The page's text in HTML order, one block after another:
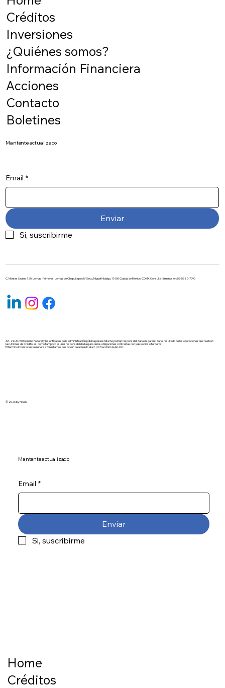
Créditos
Inversiones
¿Quiénes somos?
Información Financiera
Acciones
Contacto
Boletines
Mantente actualizado
Email *
Enviar
Si, suscribirme
C. Montes Urales 720, Lomas - Virreyes, Lomas de Chapultepec IV Secc, Miguel Hidalgo, 11000 Ciudad de México, CDMX Consulta términos en: 55-5980-7090
Art. 2 LUC. El Gobierno Federal y las entidades de la administración pública paraestatal no podrán responsabilizarse ni garantizar el resultado de las operaciones que realicen
las Uniones de Crédito, así como tampoco asumir responsabilidad alguna de las obligaciones contraídas con sus socios o terceros.
El término inversiones se refiere a “préstamos de socios” de acuerdo al art. 40 fracción I de la LUC.
© 2026 by Ficein
Home
Créditos
Mantente actualizado
Email *
Enviar
Si, suscribirme